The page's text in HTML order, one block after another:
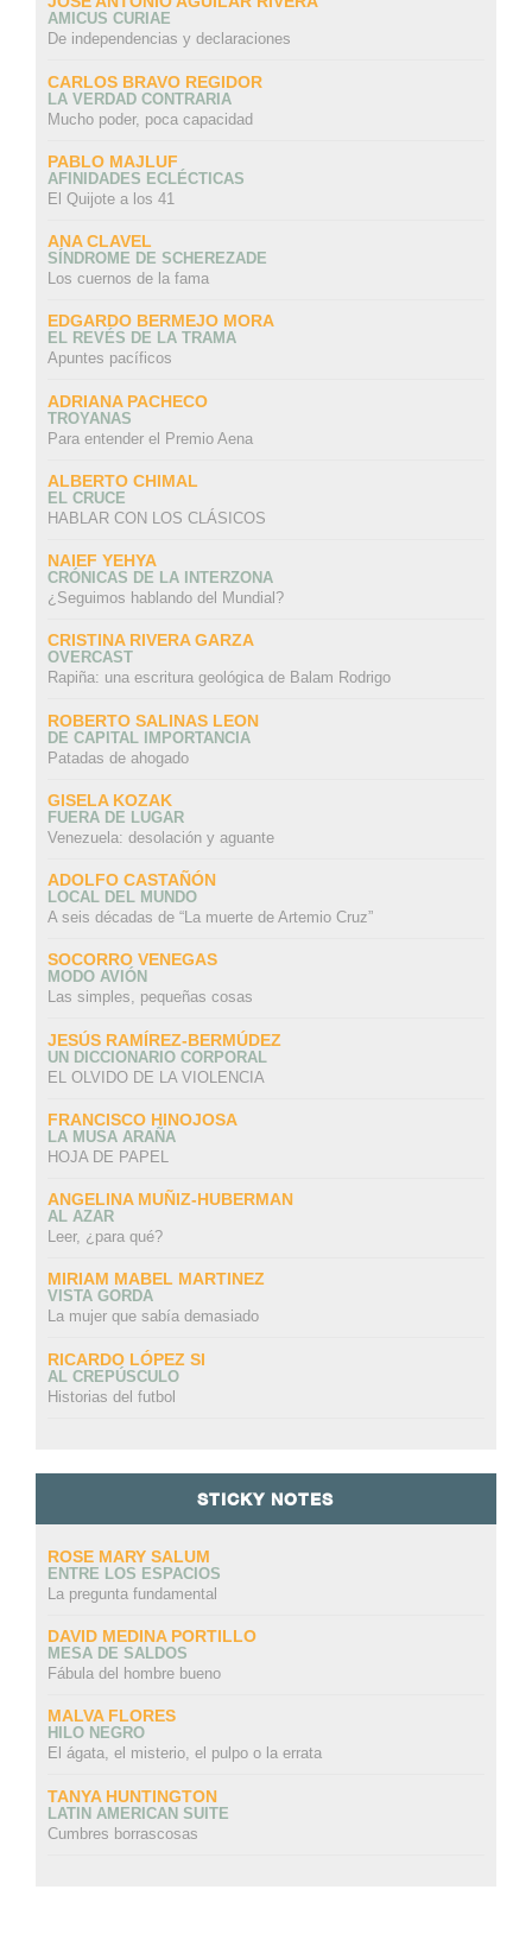
AMICUS CURIAE
De independencias y declaraciones
CARLOS BRAVO REGIDOR
LA VERDAD CONTRARIA
Mucho poder, poca capacidad
PABLO MAJLUF
AFINIDADES ECLÉCTICAS
El Quijote a los 41
ANA CLAVEL
SÍNDROME DE SCHEREZADE
Los cuernos de la fama
EDGARDO BERMEJO MORA
EL REVÉS DE LA TRAMA
Apuntes pacíficos
ADRIANA PACHECO
TROYANAS
Para entender el Premio Aena
ALBERTO CHIMAL
EL CRUCE
HABLAR CON LOS CLÁSICOS
NAIEF YEHYA
CRÓNICAS DE LA INTERZONA
¿Seguimos hablando del Mundial?
CRISTINA RIVERA GARZA
OVERCAST
Rapiña: una escritura geológica de Balam Rodrigo
ROBERTO SALINAS LEON
DE CAPITAL IMPORTANCIA
Patadas de ahogado
GISELA KOZAK
FUERA DE LUGAR
Venezuela: desolación y aguante
ADOLFO CASTAÑÓN
LOCAL DEL MUNDO
A seis décadas de “La muerte de Artemio Cruz”
SOCORRO VENEGAS
MODO AVIÓN
Las simples, pequeñas cosas
JESÚS RAMÍREZ-BERMÚDEZ
UN DICCIONARIO CORPORAL
EL OLVIDO DE LA VIOLENCIA
FRANCISCO HINOJOSA
LA MUSA ARAÑA
HOJA DE PAPEL
ANGELINA MUÑIZ-HUBERMAN
AL AZAR
Leer, ¿para qué?
MIRIAM MABEL MARTINEZ
VISTA GORDA
La mujer que sabía demasiado
RICARDO LÓPEZ SI
AL CREPÚSCULO
Historias del futbol
STICKY NOTES
ROSE MARY SALUM
ENTRE LOS ESPACIOS
La pregunta fundamental
DAVID MEDINA PORTILLO
MESA DE SALDOS
Fábula del hombre bueno
MALVA FLORES
HILO NEGRO
El ágata, el misterio, el pulpo o la errata
TANYA HUNTINGTON
LATIN AMERICAN SUITE
Cumbres borrascosas